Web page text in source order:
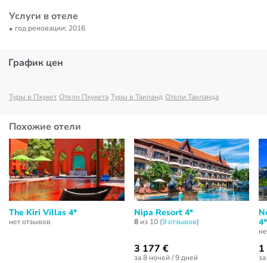
Услуги в отеле
год реновации: 2016
График цен
Туры в Пхукет Отели Пхукета Туры в Таиланд Отели Таиланда
Похожие отели
The Kiri Villas 4*
нет отзывов
Nipa Resort 4*
8из 10 (9 отзывов)
3 177 €
за 8 ночей / 9 дней
4*